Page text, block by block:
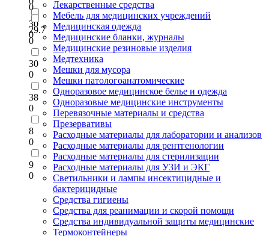
30
0
0
29.7
0
30
0
38
0
8
0
9
0
Лекарственные средства
Мебель для медицинских учреждений
Медицинская одежда
Медицинские бланки, журналы
Медицинские резиновые изделия
Медтехника
Мешки для мусора
Мешки патологоанатомические
Одноразовое медицинское белье и одежда
Одноразовые медицинские инструменты
Перевязочные материалы и средства
Презервативы
Расходные материалы для лаборатории и анализов
Расходные материалы для рентгенологии
Расходные материалы для стерилизации
Расходные материалы для УЗИ и ЭКГ
Светильники и лампы инсектицидные и
бактерицидные
Средства гигиены
Средства для реанимации и скорой помощи
Средства индивидуальной защиты медицинские
Термоконтейнеры